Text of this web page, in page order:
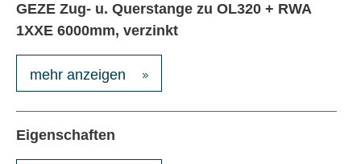
GEZE Zug- u. Querstange zu OL320 + RWA
1XXE 6000mm, verzinkt
mehr anzeigen
Eigenschaften